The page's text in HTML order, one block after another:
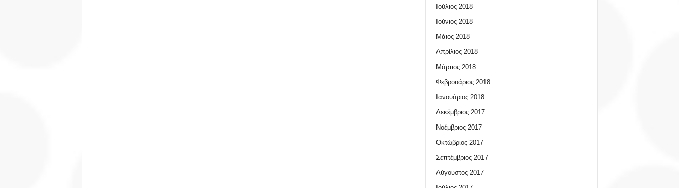
Ιούλιος 2018
Ιούνιος 2018
Μάιος 2018
Απρίλιος 2018
Μάρτιος 2018
Φεβρουάριος 2018
Ιανουάριος 2018
Δεκέμβριος 2017
Νοέμβριος 2017
Οκτώβριος 2017
Σεπτέμβριος 2017
Αύγουστος 2017